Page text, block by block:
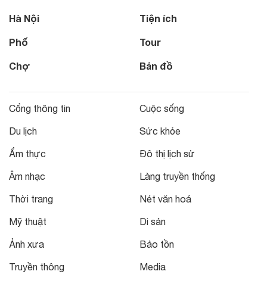
Hà Nội
Phố
Chợ
Tiện ích
Tour
Bản đồ
Cổng thông tin
Du lịch
Ẩm thực
Âm nhạc
Thời trang
Mỹ thuật
Ảnh xưa
Truyền thông
Cuộc sống
Sức khỏe
Đô thị lịch sử
Làng truyền thống
Nét văn hoá
Di sản
Bảo tồn
Media